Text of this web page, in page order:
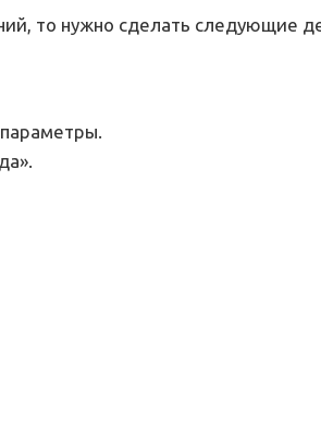
то нужно сделать следующие